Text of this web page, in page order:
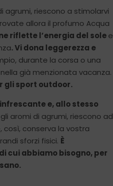
agrumi, riescono a stimolarvi
allora il profumo Acqua
riflette l’energia del solee
. Vi dona leggerezza e
durante la corsa o una
già menzionata vacanza.
gli sport outdoor.
e, allo stesso
aromi di agrumi, riescono ad
conserva la vostra
sforzi fisici. È
cui abbiamo bisogno, per